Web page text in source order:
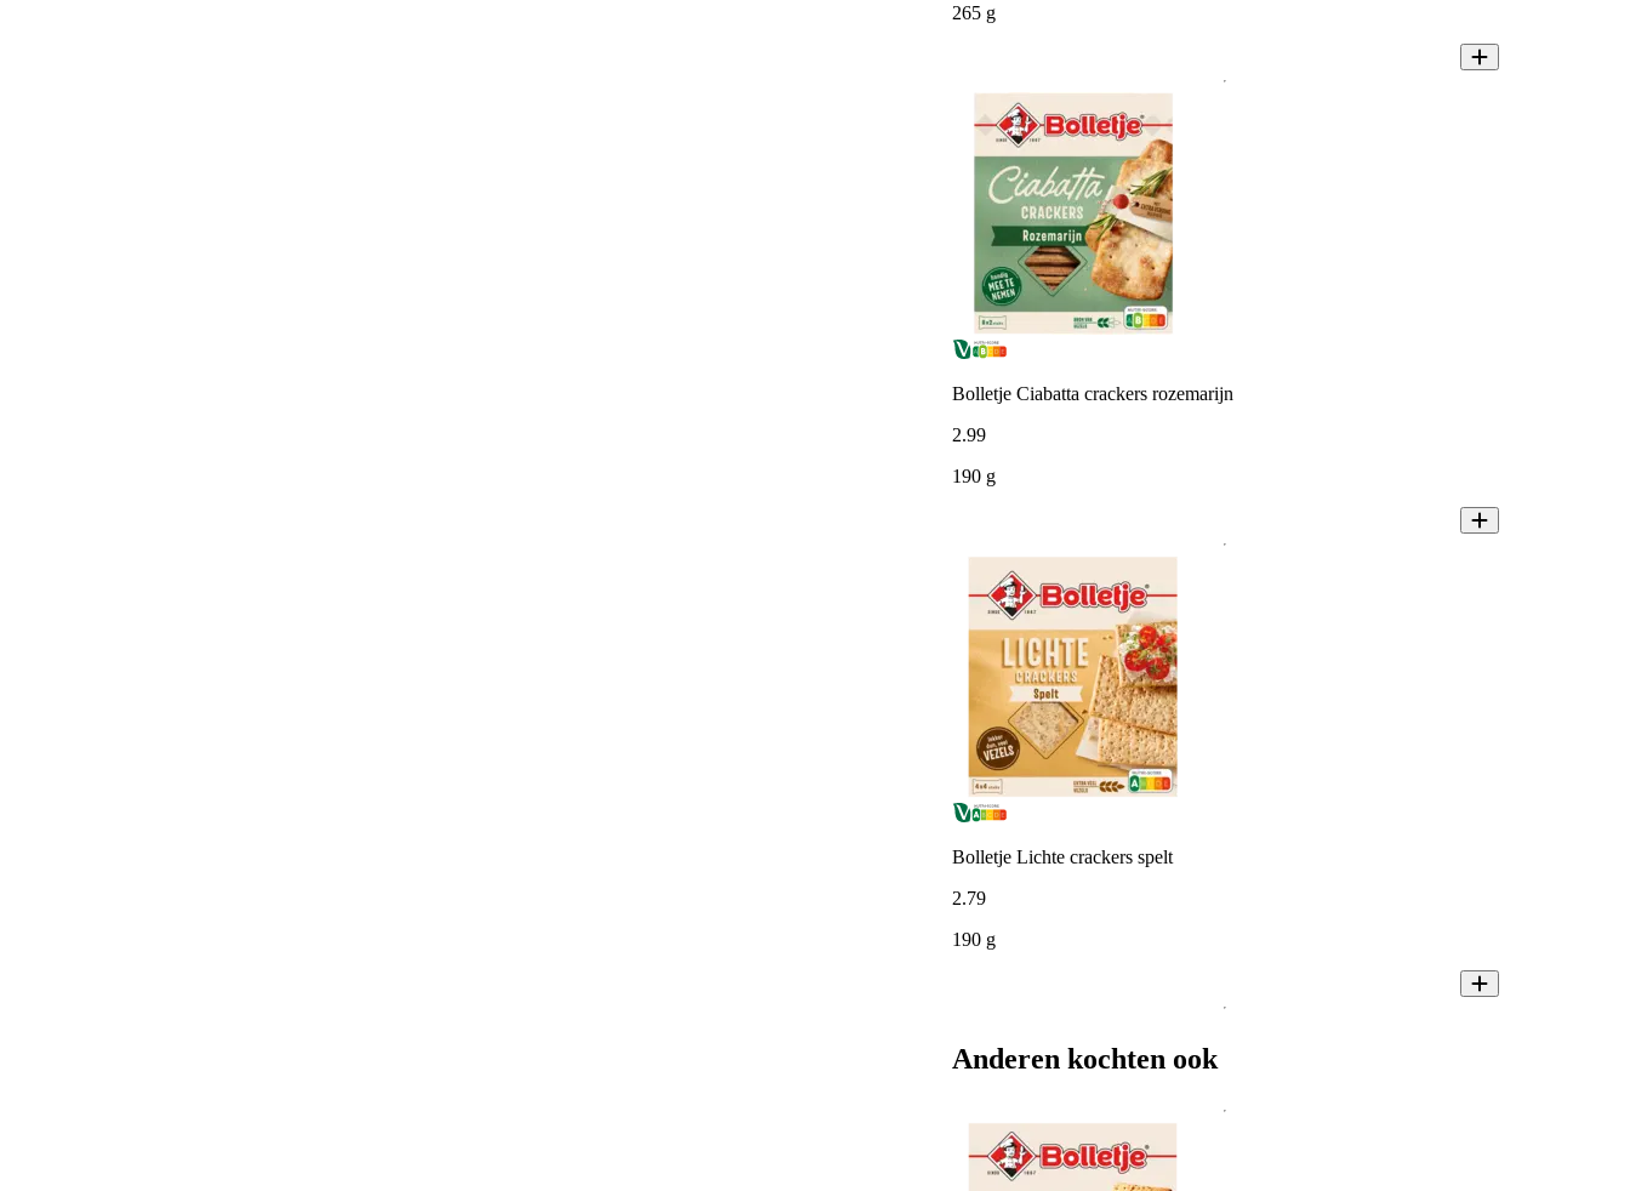
265 g
Bolletje Ciabatta crackers rozemarijn
2.99
190 g
Bolletje Lichte crackers spelt
2.79
190 g
Anderen kochten ook